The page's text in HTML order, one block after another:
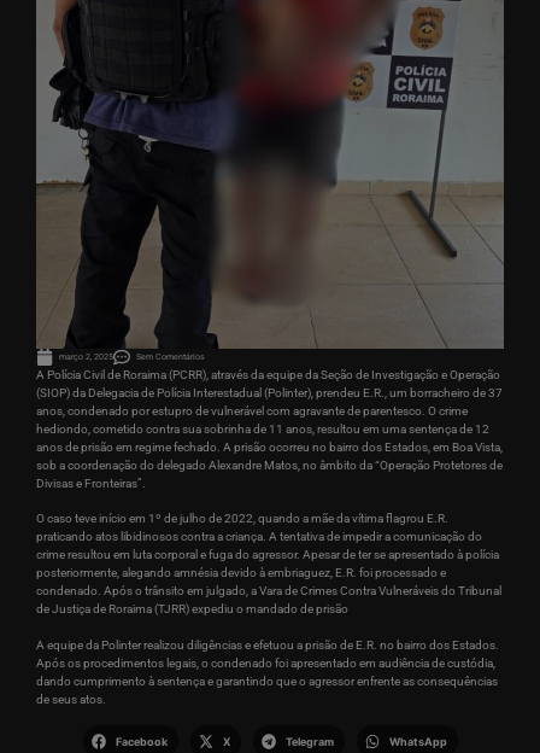
março 2, 2025 Sem Comentários
A Polícia Civil de Roraima (PCRR), através da equipe da Seção de Investigação e Operação
(SIOP) da Delegacia de Polícia Interestadual (Polinter), prendeu E.R., um borracheiro de 37
anos, condenado por estupro de vulnerável com agravante de parentesco. O crime
hediondo, cometido contra sua sobrinha de 11 anos, resultou em uma sentença de 12
anos de prisão em regime fechado. A prisão ocorreu no bairro dos Estados, em Boa Vista,
sob a coordenação do delegado Alexandre Matos, no âmbito da “Operação Protetores de
Divisas e Fronteiras”.
O caso teve início em 1º de julho de 2022, quando a mãe da vítima flagrou E.R.
praticando atos libidinosos contra a criança. A tentativa de impedir a comunicação do
crime resultou em luta corporal e fuga do agressor. Apesar de ter se apresentado à polícia
posteriormente, alegando amnésia devido à embriaguez, E.R. foi processado e
condenado. Após o trânsito em julgado, a Vara de Crimes Contra Vulneráveis do Tribunal
de Justiça de Roraima (TJRR) expediu o mandado de prisão
A equipe da Polinter realizou diligências e efetuou a prisão de E.R. no bairro dos Estados.
Após os procedimentos legais, o condenado foi apresentado em audiência de custódia,
dando cumprimento à sentença e garantindo que o agressor enfrente as consequências
de seus atos.
Facebook X Telegram WhatsApp